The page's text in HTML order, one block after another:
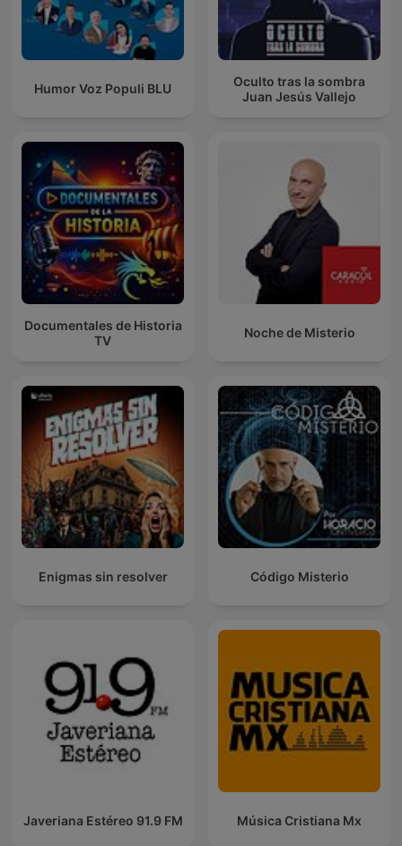
Humor Voz Populi BLU
Oculto tras la sombra
Juan Jesús Vallejo
Documentales de Historia
TV
Noche de Misterio
Enigmas sin resolver Código Misterio
Javeriana Estéreo 91.9 FM Música Cristiana Mx